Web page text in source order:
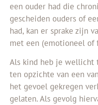
een ouder had die
gescheiden ouders of
had, kan er sprake zijn
met een (emotioneel of
Als kind heb je wellicht
ten opzichte van een
het gevoel gekregen
gelaten. Als gevolg